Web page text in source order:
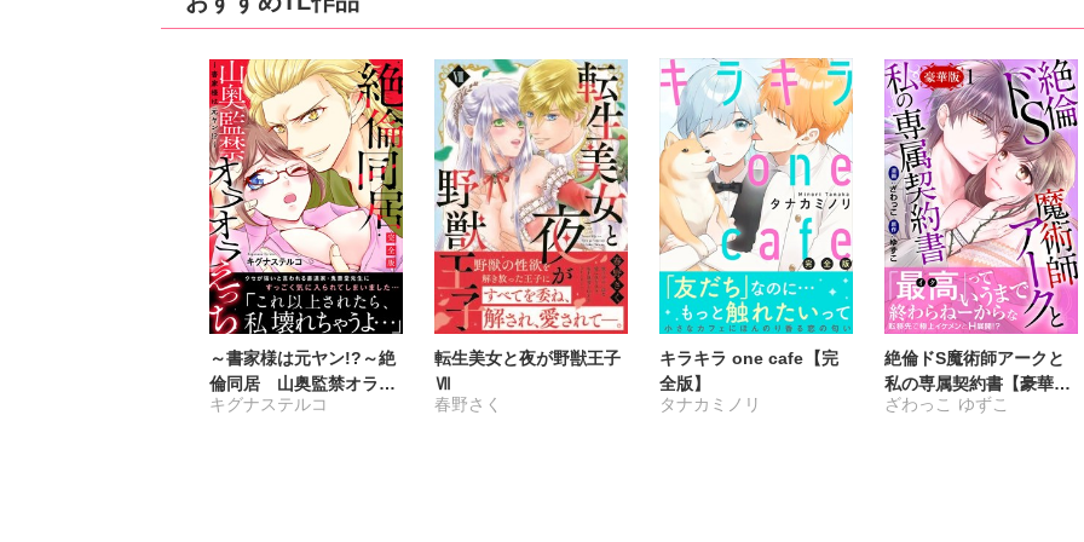
さんかく
風雅ゆゆ さんかく
～書家様は元ヤン!?～絶
倫同居 山奥監禁オラオ
ラえっち【完全版】
キグナステルコ
転生美女と夜が野獣王子
Ⅶ
春野さく
キラキラ one cafe【完
全版】
タナカミノリ
絶倫ドS魔術師アークと
私の専属契約書【豪華
版】
ざわっこ ゆずこ